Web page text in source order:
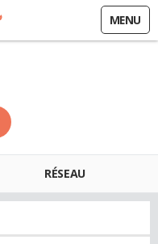
MENU
RÉSEAU